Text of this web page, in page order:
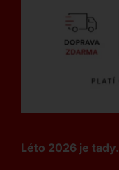
Léto 2026 je tady.